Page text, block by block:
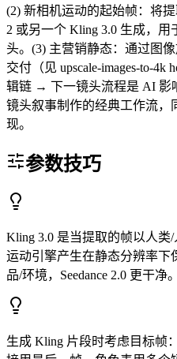
(2) 新相机运动的起始帧：将
2 或另一个 Kling 3.0 生成，
头。(3) 主营销静态：通过图
交付（见 upscale-images-to-
辑链 → 下一镜头流程是 AI 影
镜头叙事制作的经典工作流，
现。
参数技巧
Kling 3.0 是当提取的帧以人
运动引擎产生在静态分辨率下
品/环境，Seedance 2.0 更干净。
生成 Kling 片段时考虑目标帧